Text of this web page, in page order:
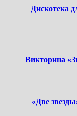
Дискотека
Викторина
«Две